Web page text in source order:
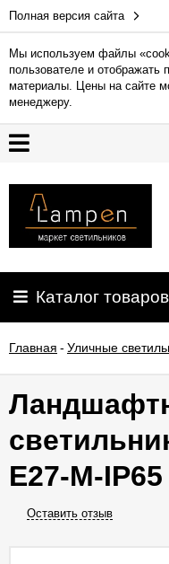
Полная версия сайта
Мы используем файлы
пользователе и
материалы. Цены на сайте
менеджеру.
Гарантия
Доставка
и
Контакты
освещения
О
Каталог товаров
Главная - Уличные
E27-M-
Оставить отзыв